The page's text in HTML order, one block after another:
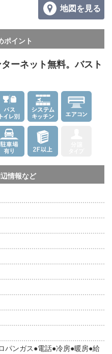
地図を見る
ポイント
ーネット無料。バスト
情報など
パンガス 電話 冷房 暖房 給